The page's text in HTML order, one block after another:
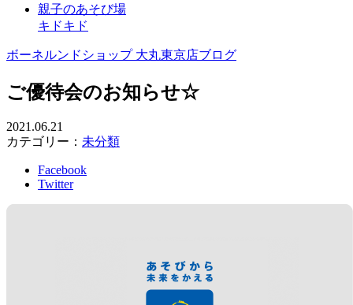
親子のあそび場
キドキド
ボーネルンドショップ 大丸東京店ブログ
ご優待会のお知らせ☆
2021.06.21
カテゴリー： 未分類
Facebook
Twitter